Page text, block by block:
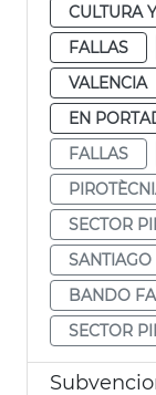
CULTURA
FALLAS
VALENCIA
EN
FALLAS
SECTOR
SANTIAGO
BANDO
SECTOR